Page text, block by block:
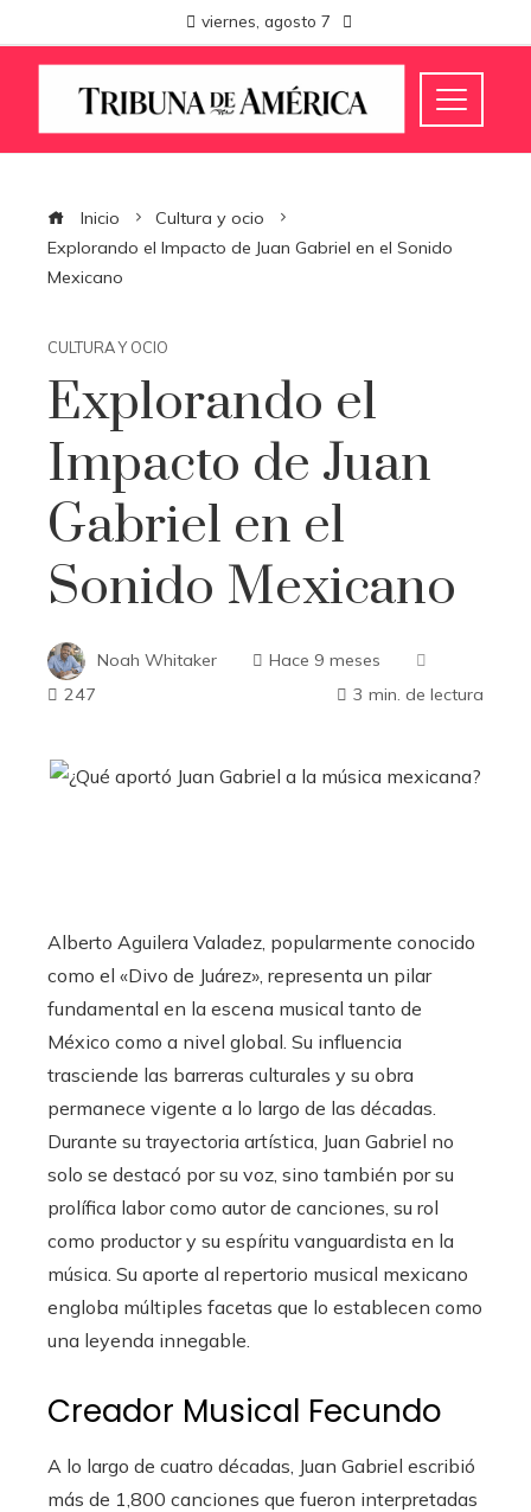
viernes, agosto 7
Inicio
Cultura y ocio
Explorando el Impacto de Juan Gabriel en el Sonido
Mexicano
CULTURA Y OCIO
Explorando el
Impacto de Juan
Gabriel en el
Sonido Mexicano
Noah Whitaker
Hace 9 meses
247
3 min. de lectura
Alberto Aguilera Valadez, popularmente conocido
como el «Divo de Juárez», representa un pilar
fundamental en la escena musical tanto de
México como a nivel global. Su influencia
trasciende las barreras culturales y su obra
permanece vigente a lo largo de las décadas.
Durante su trayectoria artística, Juan Gabriel no
solo se destacó por su voz, sino también por su
prolífica labor como autor de canciones, su rol
como productor y su espíritu vanguardista en la
música. Su aporte al repertorio musical mexicano
engloba múltiples facetas que lo establecen como
una leyenda innegable.
Creador Musical Fecundo
A lo largo de cuatro décadas, Juan Gabriel escribió
más de 1,800 canciones que fueron interpretadas